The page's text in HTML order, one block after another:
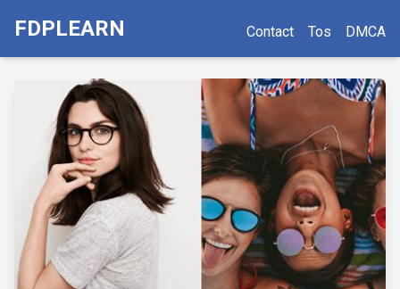
FDPLEARN Contact Tos DMCA